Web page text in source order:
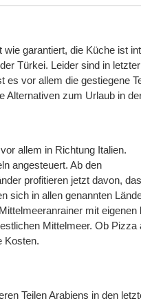
garantiert, die Küche ist
Türkei. Leider sind in
vor allem die gestiegene
Alternativen zum Urlaub in
allem in Richtung Italien.
angesteuert. Ab den
profitieren jetzt davon,
sich in allen genannten
mit
Mittelmeer. Ob
Kosten.
Teilen Arabiens in den